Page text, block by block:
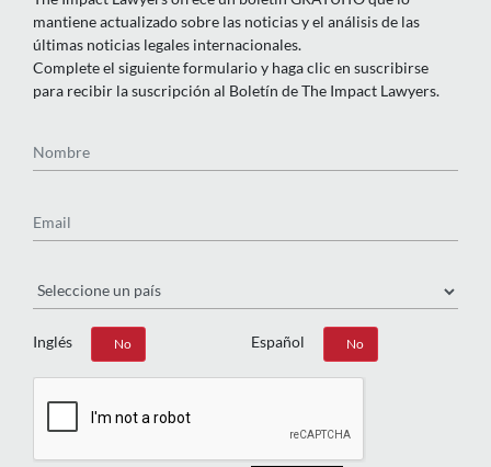
mantiene actualizado sobre las noticias y el análisis de las
últimas noticias legales internacionales.
Complete el siguiente formulario y haga clic en suscribirse
para recibir la suscripción al Boletín de The Impact Lawyers.
Inglés
Sí No Español
Sí No